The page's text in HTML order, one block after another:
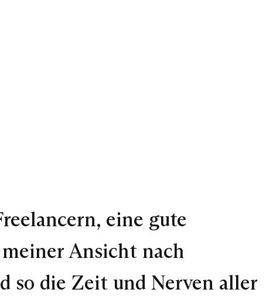
eine gute
Ansicht nach
so die Zeit und Nerven aller